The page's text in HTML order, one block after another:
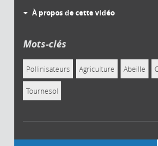
À propos de cette vidéo
Mots-clés
Pollinisateurs Agriculture Abeille
Tournesol